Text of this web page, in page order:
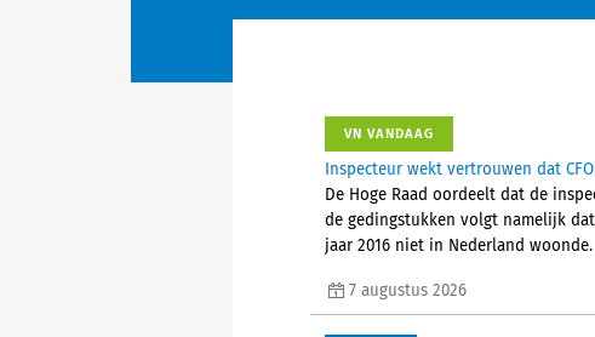
VN VANDAAG
Inspecteur wekt vertrouwen dat
De Hoge Raad oordeelt dat de
de gedingstukken volgt namelijk
jaar 2016 niet in Nederland woonde.
7 augustus 2026